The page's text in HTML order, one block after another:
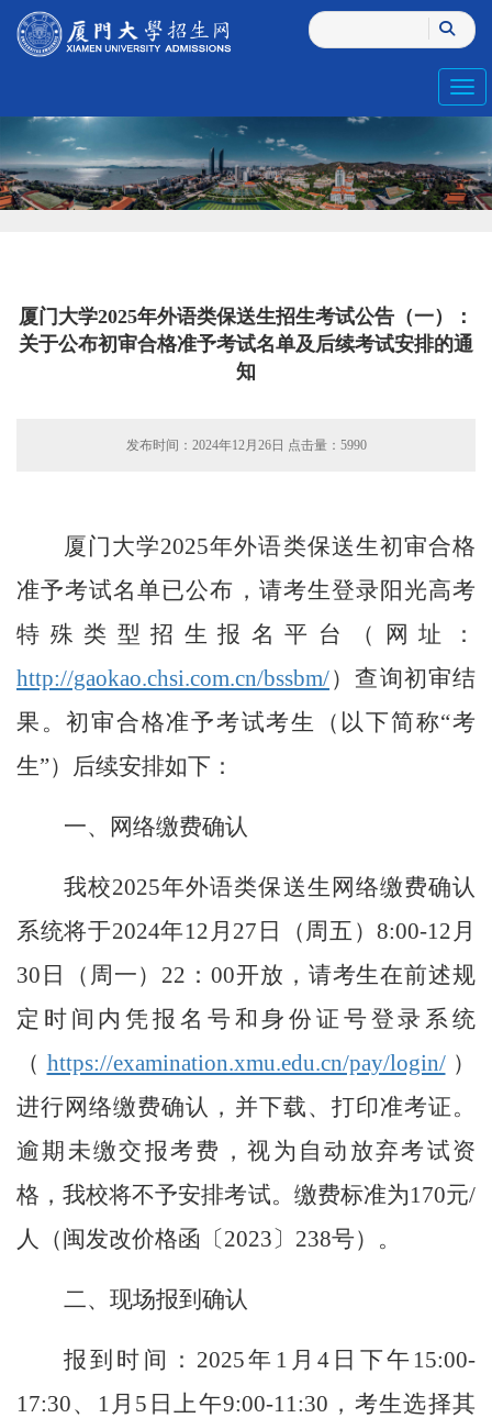
厦门大学2025年外语类保送生招生考试公告（一）：
关于公布初审合格准予考试名单及后续考试安排的通
知
发布时间：2024年12月26日 点击量： 5990
厦门大学2025年外语类保送生初审合格
准予考试名单已公布，请考生登录阳光高考
特殊类型招生报名平台（网址：
http://gaokao.chsi.com.cn/bssbm/）查询初审结
果。初审合格准予考试考生（以下简称“考
生”）后续安排如下：
一、网络缴费确认
我校2025年外语类保送生网络缴费确认
系统将于2024年12月27日（周五）8:00-12月
30日（周一）22：00开放，请考生在前述规
定时间内凭报名号和身份证号登录系统
（ https://examination.xmu.edu.cn/pay/login/）
进行网络缴费确认，并下载、打印准考证。
逾期未缴交报考费，视为自动放弃考试资
格，我校将不予安排考试。缴费标准为170元/
人（闽发改价格函〔2023〕238号）。
二、现场报到确认
报到时间： 2025年 1月4日下午15:00-
17:30、1月5日上午9:00-11:30，考生选择其